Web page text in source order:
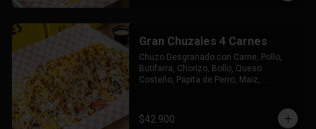
Gran Chuzales 4 Carnes
Chuzo Desgranado con Carne, Pollo,
Butifarra, Chorizo, Bollo, Queso
Costeño, Papita de Perro, Maiz,
$42.900